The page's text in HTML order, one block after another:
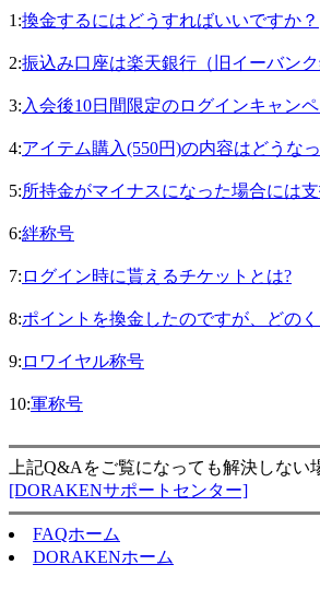
1:換金するにはどうすればいいですか？
2:振込み口座は楽天銀行（旧イーバン
3: 入会後10日間限定のログインキャン
4:アイテム購入(550円)の内容はどうな
5:所持金がマイナスになった場合には
6:絆称号
7: ログイン時に貰えるチケットとは?
8:ポイントを換金したのですが、どの
9: ロワイヤル称号
10:軍称号
上記Q&Aをご覧になっても解決しな
[DORAKENサポートセンター]
FAQホーム
DORAKENホーム